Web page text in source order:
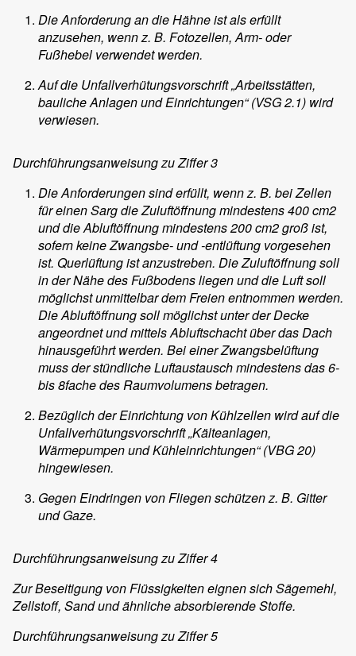
Die Anforderung an die Hähne ist als erfüllt
anzusehen, wenn z. B. Fotozellen, Arm- oder
Fußhebel verwendet werden.
Auf die Unfallverhütungsvorschrift „Arbeitsstätten,
bauliche Anlagen und Einrichtungen“ (VSG 2.1) wird
verwiesen.
Durchführungsanweisung zu Ziffer 3
Die Anforderungen sind erfüllt, wenn z. B. bei Zellen
für einen Sarg die Zuluftöffnung mindestens 400 cm2
und die Abluftöffnung mindestens 200 cm2 groß ist,
sofern keine Zwangsbe- und -entlüftung vorgesehen
ist. Querlüftung ist anzustreben. Die Zuluftöffnung soll
in der Nähe des Fußbodens liegen und die Luft soll
möglichst unmittelbar dem Freien entnommen werden.
Die Abluftöffnung soll möglichst unter der Decke
angeordnet und mittels Abluftschacht über das Dach
hinausgeführt werden. Bei einer Zwangsbelüftung
muss der stündliche Luftaustausch mindestens das 6-
bis 8fache des Raumvolumens betragen.
Bezüglich der Einrichtung von Kühlzellen wird auf die
Unfallverhütungsvorschrift „Kälteanlagen,
Wärmepumpen und Kühleinrichtungen“ (VBG 20)
hingewiesen.
Gegen Eindringen von Fliegen schützen z. B. Gitter
und Gaze.
Durchführungsanweisung zu Ziffer 4
Zur Beseitigung von Flüssigkeiten eignen sich Sägemehl,
Zellstoff, Sand und ähnliche absorbierende Stoffe.
Durchführungsanweisung zu Ziffer 5